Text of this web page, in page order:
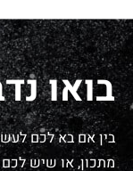
בואו
בין אם בא לכם
מתכון, או שיש